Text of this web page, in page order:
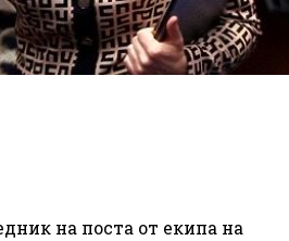
на поста от екипа на